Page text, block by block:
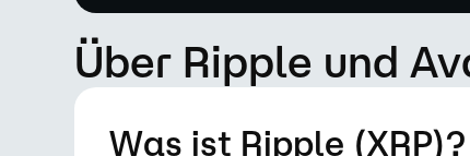
Über Ripple und
Was ist Ripple (XRP)?